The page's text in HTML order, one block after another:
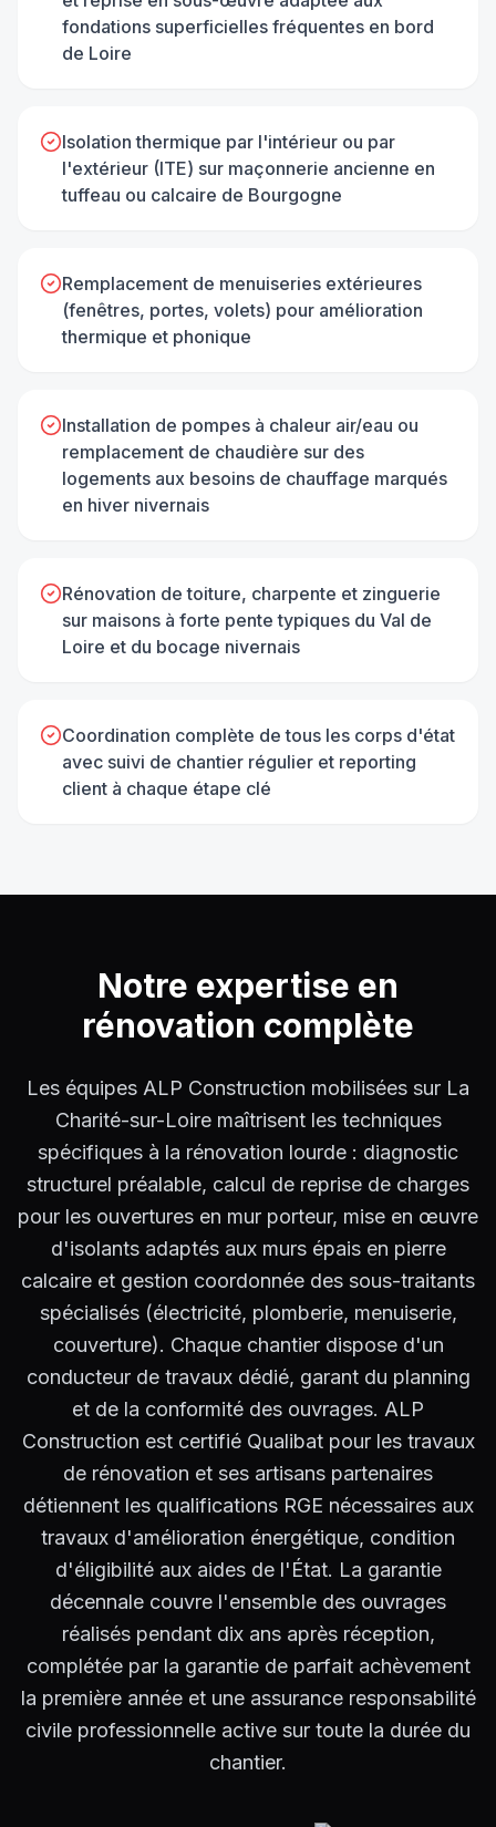
fondations superficielles fréquentes en bord
de Loire
Isolation thermique par l'intérieur ou par
l'extérieur (ITE) sur maçonnerie ancienne en
tuffeau ou calcaire de Bourgogne
Remplacement de menuiseries extérieures
(fenêtres, portes, volets) pour amélioration
thermique et phonique
Installation de pompes à chaleur air/eau ou
remplacement de chaudière sur des
logements aux besoins de chauffage marqués
en hiver nivernais
Rénovation de toiture, charpente et zinguerie
sur maisons à forte pente typiques du Val de
Loire et du bocage nivernais
Coordination complète de tous les corps d'état
avec suivi de chantier régulier et reporting
client à chaque étape clé
Notre expertise en
rénovation complète
Les équipes ALP Construction mobilisées sur La
Charité-sur-Loire maîtrisent les techniques
spécifiques à la rénovation lourde : diagnostic
structurel préalable, calcul de reprise de charges
pour les ouvertures en mur porteur, mise en œuvre
d'isolants adaptés aux murs épais en pierre
calcaire et gestion coordonnée des sous-traitants
spécialisés (électricité, plomberie, menuiserie,
couverture). Chaque chantier dispose d'un
conducteur de travaux dédié, garant du planning
et de la conformité des ouvrages. ALP
Construction est certifié Qualibat pour les travaux
de rénovation et ses artisans partenaires
détiennent les qualifications RGE nécessaires aux
travaux d'amélioration énergétique, condition
d'éligibilité aux aides de l'État. La garantie
décennale couvre l'ensemble des ouvrages
réalisés pendant dix ans après réception,
complétée par la garantie de parfait achèvement
la première année et une assurance responsabilité
civile professionnelle active sur toute la durée du
chantier.